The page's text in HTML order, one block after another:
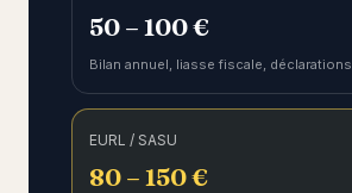
50 – 100 €
Bilan annuel, liasse fiscale, déclarations
EURL / SASU
80 – 150 €